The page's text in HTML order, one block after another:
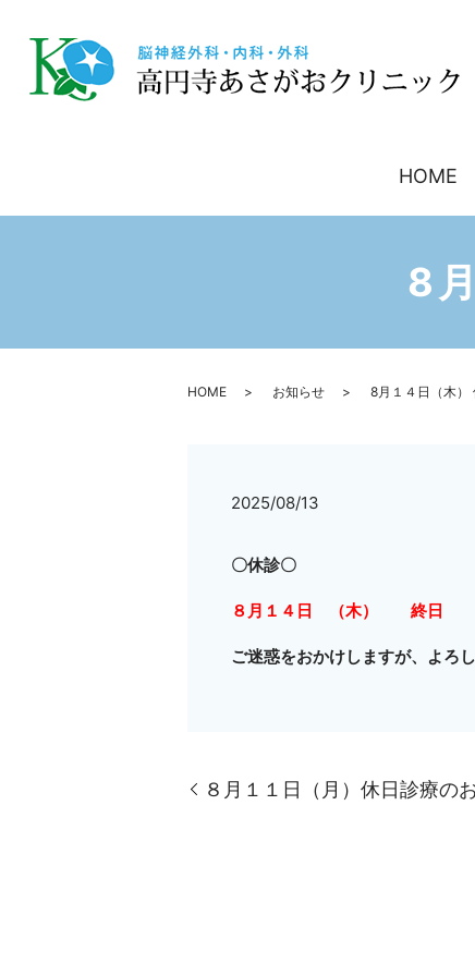
HOME
8
HOME お知らせ 8月１４日（木）
2025/08/13
〇休診〇
８月１４日 （木） 終日
ご迷惑をおかけしますが、よろ
８月１１日（月）休日診療の